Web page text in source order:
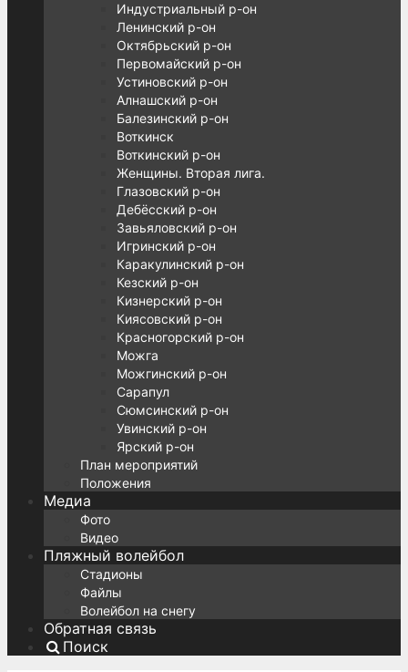
Индустриальный р-он
Ленинский р-он
Октябрьский р-он
Первомайский р-он
Устиновский р-он
Алнашский р-он
Балезинский р-он
Воткинск
Воткинский р-он
Женщины. Вторая лига.
Глазовский р-он
Дебёсский р-он
Завьяловский р-он
Игринский р-он
Каракулинский р-он
Кезский р-он
Кизнерский р-он
Киясовский р-он
Красногорский р-он
Можга
Можгинский р-он
Сарапул
Сюмсинский р-он
Увинский р-он
Ярский р-он
План мероприятий
Положения
Медиа
Фото
Видео
Пляжный волейбол
Стадионы
Файлы
Волейбол на снегу
Обратная связь
Поиск